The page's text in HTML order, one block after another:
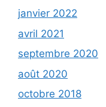
janvier 2022
avril 2021
septembre 2020
août 2020
octobre 2018